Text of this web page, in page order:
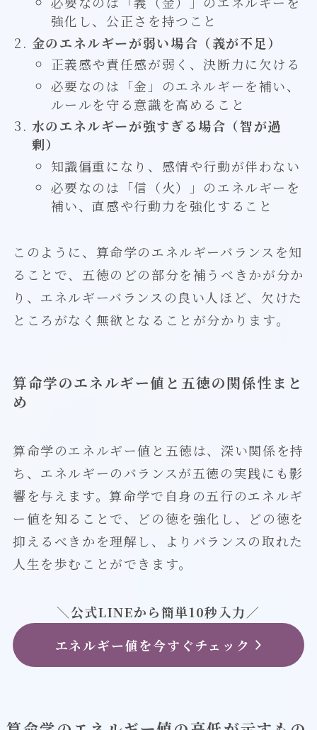
強化し、公正さを持つこと
金のエネルギーが弱い場合（義が不足）
正義感や責任感が弱く、決断力に欠ける
必要なのは「金」のエネルギーを補い、
ルールを守る意識を高めること
水のエネルギーが強すぎる場合（智が過
剰）
知識偏重になり、感情や行動が伴わない
必要なのは「信（火）」のエネルギーを
補い、直感や行動力を強化すること
このように、算命学のエネルギーバランスを知
ることで、五徳のどの部分を補うべきかが分か
り、エネルギーバランスの良い人ほど、欠けた
ところがなく無欲となることが分かります。
算命学のエネルギー値と五徳の関係性まと
め
算命学のエネルギー値と五徳は、深い関係を持
ち、エネルギーのバランスが五徳の実践にも影
響を与えます。算命学で自身の五行のエネルギ
ー値を知ることで、どの徳を強化し、どの徳を
抑えるべきかを理解し、よりバランスの取れた
人生を歩むことができます。
＼公式LINEから簡単10秒入力／
エネルギー値を今すぐチェック